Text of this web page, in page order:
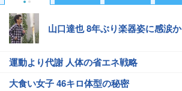
山口達也 8年ぶり楽器姿に感涙か
運動より代謝 人体の省エネ戦略
大食い女子 46キロ体型の秘密